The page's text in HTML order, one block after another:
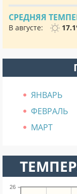
СРЕДНЯЯ
В августе:
ЯНВАРЬ
ФЕВРАЛЬ
МАРТ
26